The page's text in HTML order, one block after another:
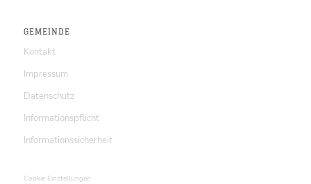
GEMEINDE
Kontakt
Impressum
Datenschutz
Informationspflicht
Informationssicherheit
Cookie Einstellungen